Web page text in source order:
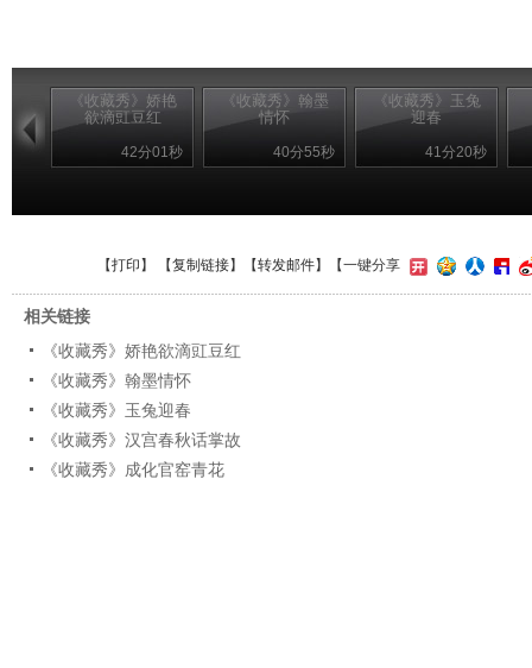
《收藏秀》娇艳
欲滴豇豆红
42分01秒
《收藏秀》翰墨
情怀
40分55秒
《收藏秀》玉兔
迎春
41分20秒
【打印 】 【复制链接】【转发邮件】 【一键分享
相关链接
《收藏秀》娇艳欲滴豇豆红
《收藏秀》翰墨情怀
《收藏秀》玉兔迎春
《收藏秀》汉宫春秋话掌故
《收藏秀》成化官窑青花